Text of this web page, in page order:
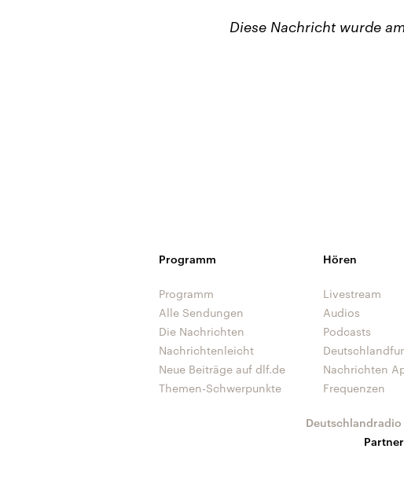
Diese Nachricht wurde
Programm
Programm
Alle Sendungen
Die Nachrichten
Nachrichtenleicht
Neue Beiträge auf dlf.de
Themen-Schwerpunkte
Hören
Livestream
Audios
Podcasts
Nachrichten
Frequenzen
Deutschlandradio
Partner